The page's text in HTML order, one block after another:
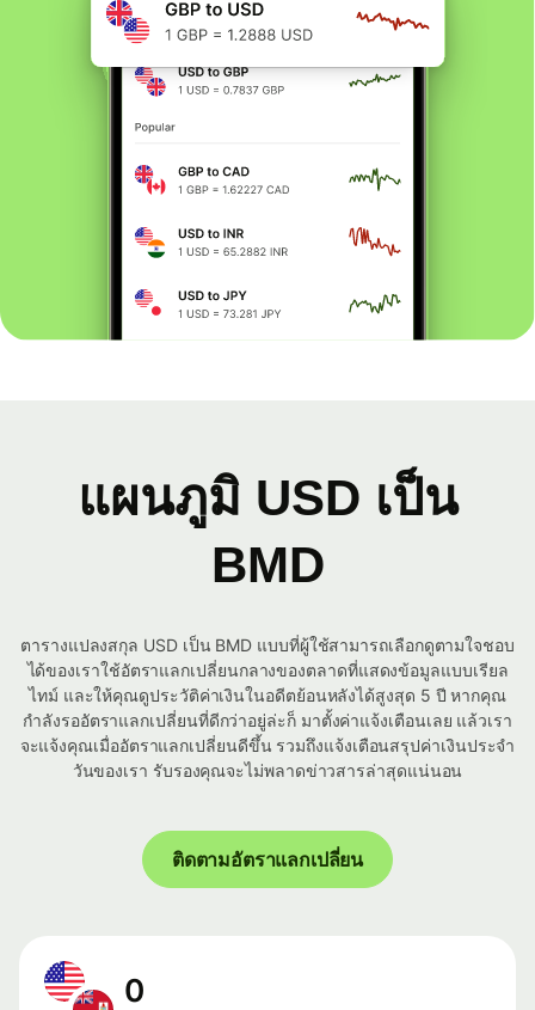
แผนภูมิ USD เป็น
BMD
ตารางแปลงสกุล USD เป็น BMD แบบที่ผู้ใช้สามารถเลือกดูตามใจชอบ
ได้ของเราใช้อัตราแลกเปลี่ยนกลางของตลาดที่แสดงข้อมูลแบบเรียล
ไทม์ และให้คุณดูประวัติค่าเงินในอดีตย้อนหลังได้สูงสุด 5 ปี หากคุณ
กำลังรออัตราแลกเปลี่ยนที่ดีกว่าอยู่ล่ะก็ มาตั้งค่าแจ้งเตือนเลย แล้วเรา
จะแจ้งคุณเมื่ออัตราแลกเปลี่ยนดีขึ้น รวมถึงแจ้งเตือนสรุปค่าเงินประจำ
วันของเรา รับรองคุณจะไม่พลาดข่าวสารล่าสุดแน่นอน
ติดตามอัตราแลกเปลี่ยน
0